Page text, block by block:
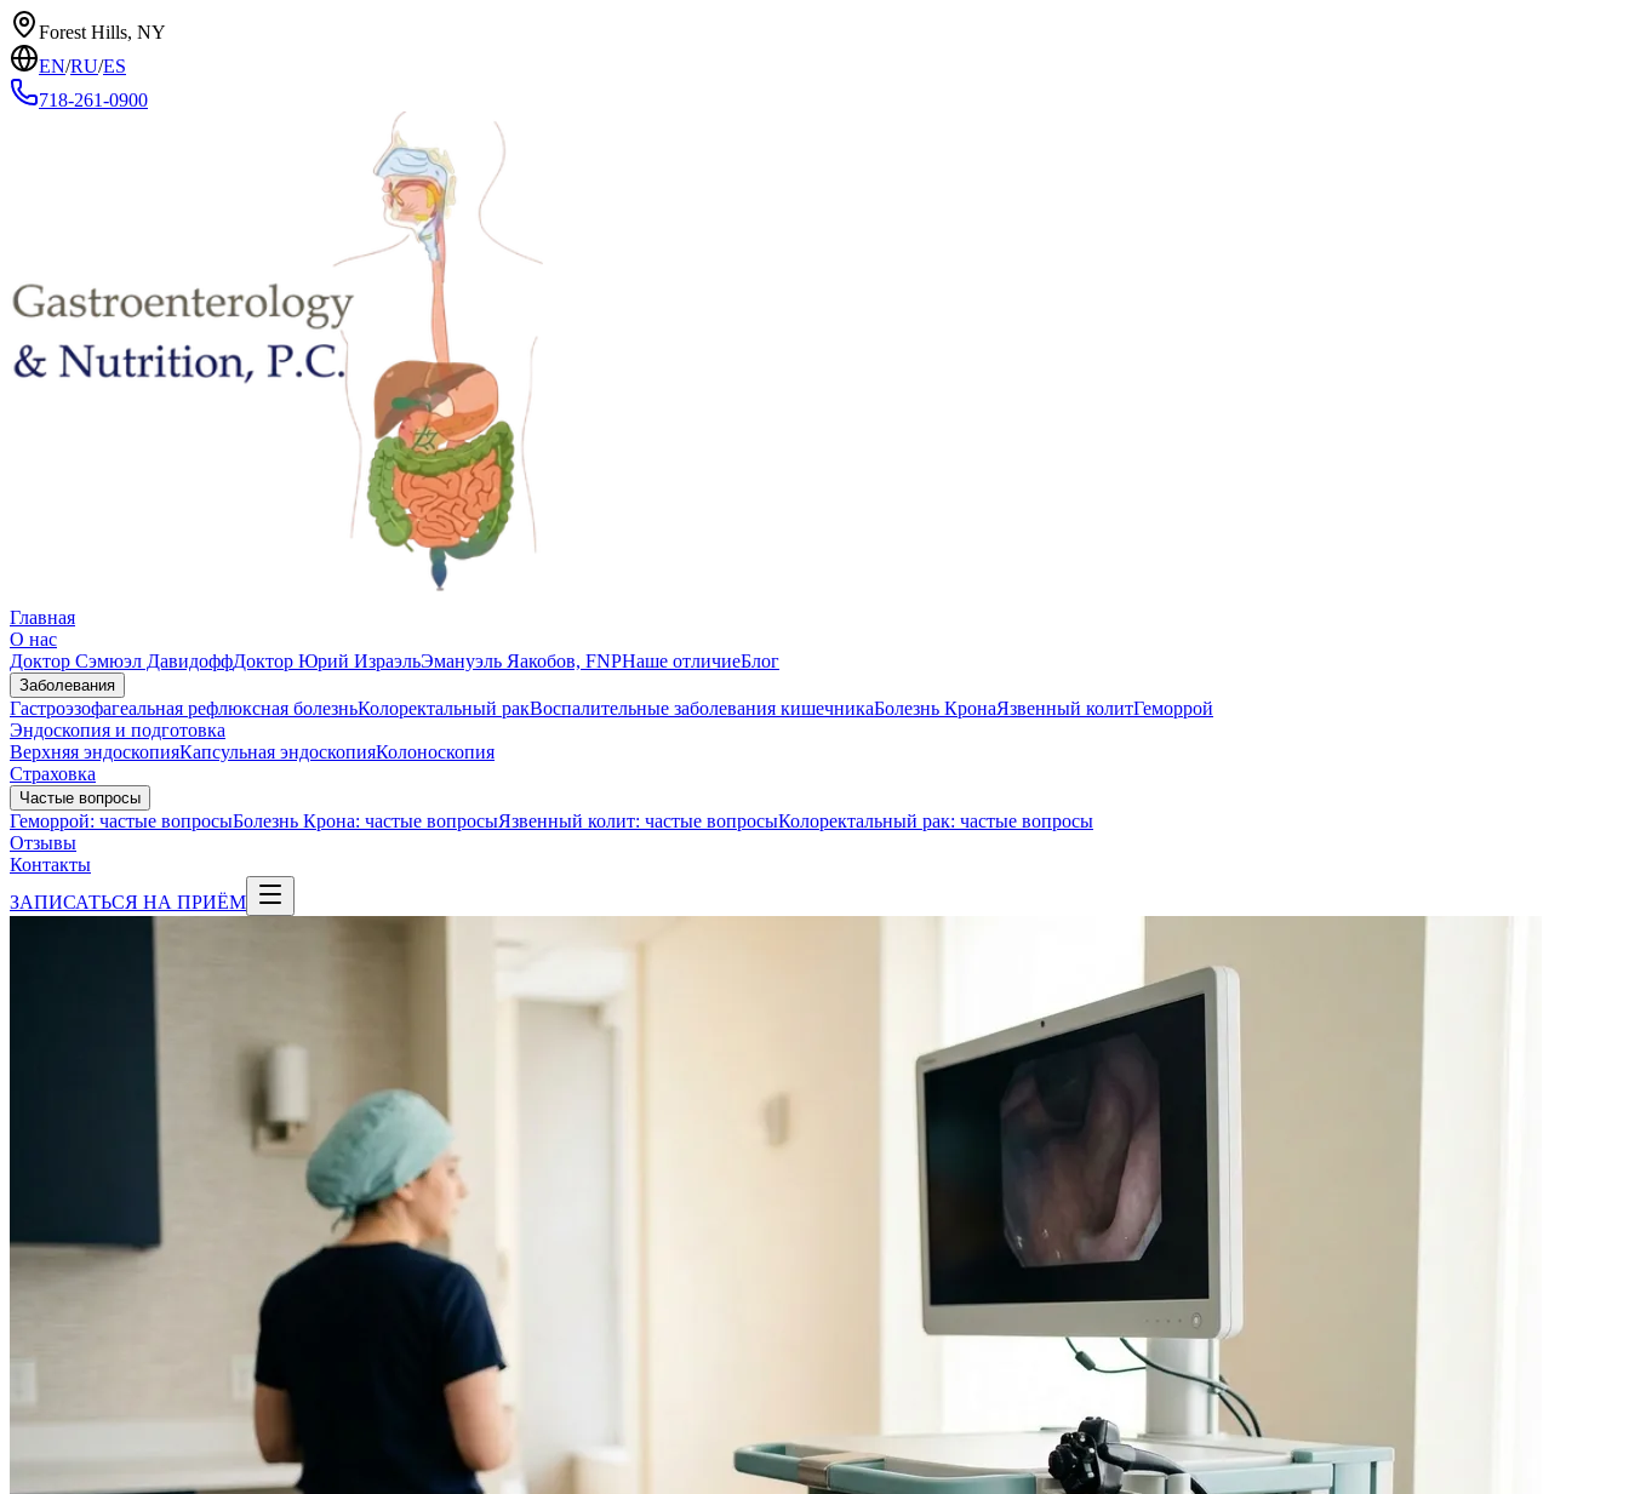
Forest Hills, NY
EN/RU/ES
718-261-0900
Главная
О нас
Доктор Сэмюэл ДавидоффДоктор Юрий ИзраэльЭмануэль Яакобов, FNPНаше отличиеБлог
Заболевания
Гастроэзофагеальная рефлюксная болезньКолоректальный ракВоспалительные заболевания кишечникаБолезнь КронаЯзвенный колитГеморрой
Эндоскопия и подготовка
Верхняя эндоскопияКапсульная эндоскопияКолоноскопия
Страховка
Частые вопросы
Геморрой: частые вопросыБолезнь Крона: частые вопросыЯзвенный колит: частые вопросыКолоректальный рак: частые вопросы
Отзывы
Контакты
ЗАПИСАТЬСЯ НА ПРИЁМ